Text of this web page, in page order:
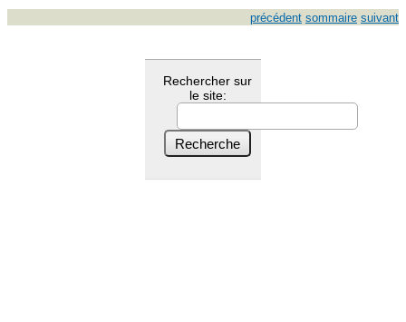
précédent sommaire suivant
Rechercher sur
le site: